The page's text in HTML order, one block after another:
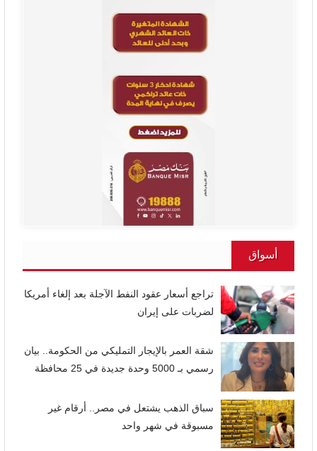
أسواق
تراجع أسعار عقود النفط الآجلة بعد إلغاء أمريكا
لضربات على إيران
شقة العمر بالإيجار التمليكي من الحكومة.. بيان
رسمي بـ 5000 وحدة جديدة في 25 محافظة
سباق الذهب يشتعل في مصر.. أرقام غير
مسبوقة في شهر واحد